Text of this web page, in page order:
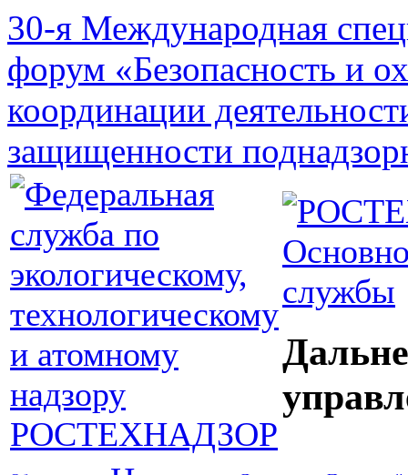
30-я Международная
форум «Безопасность и
координации
защищенности
службы